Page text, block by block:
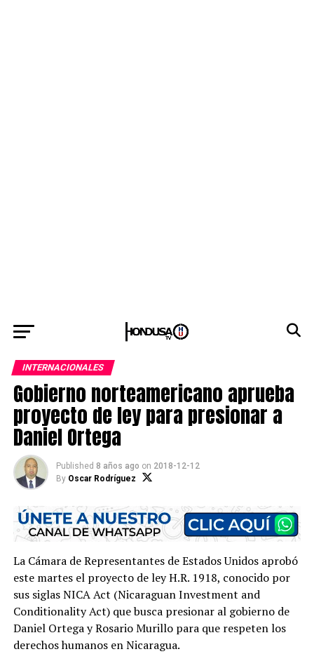
INTERNACIONALES
Gobierno norteamericano aprueba
proyecto de ley para presionar a
Daniel Ortega
Published 8 años ago on 2018-12-12
By Oscar Rodríguez
La Cámara de Representantes de Estados Unidos aprobó
este martes el proyecto de ley H.R. 1918, conocido por
sus siglas NICA Act (Nicaraguan Investment and
Conditionality Act) que busca presionar al gobierno de
Daniel Ortega y Rosario Murillo para que respeten los
derechos humanos en Nicaragua.